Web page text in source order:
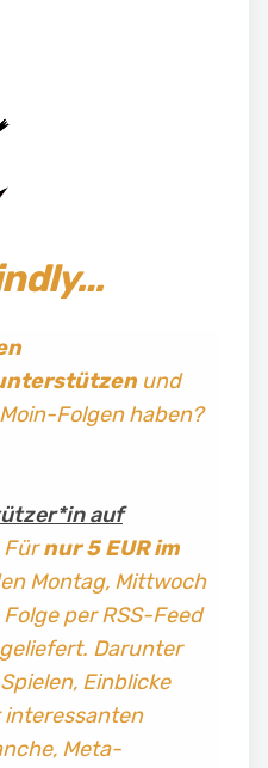
und
Folgen haben?
auf
Fürnur 5 EUR im
Montag, Mittwoch
per RSS-Feed
Darunter
Einblicke
interessanten
Meta-